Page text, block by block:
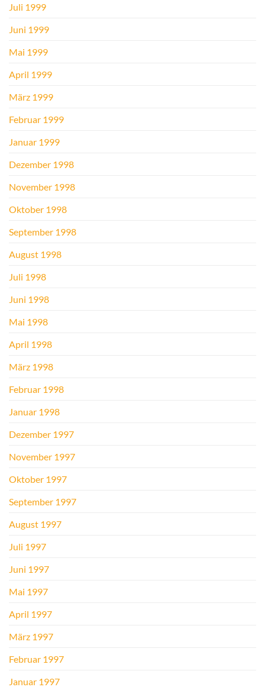
Juli 1999
Juni 1999
Mai 1999
April 1999
März 1999
Februar 1999
Januar 1999
Dezember 1998
November 1998
Oktober 1998
September 1998
August 1998
Juli 1998
Juni 1998
Mai 1998
April 1998
März 1998
Februar 1998
Januar 1998
Dezember 1997
November 1997
Oktober 1997
September 1997
August 1997
Juli 1997
Juni 1997
Mai 1997
April 1997
März 1997
Februar 1997
Januar 1997